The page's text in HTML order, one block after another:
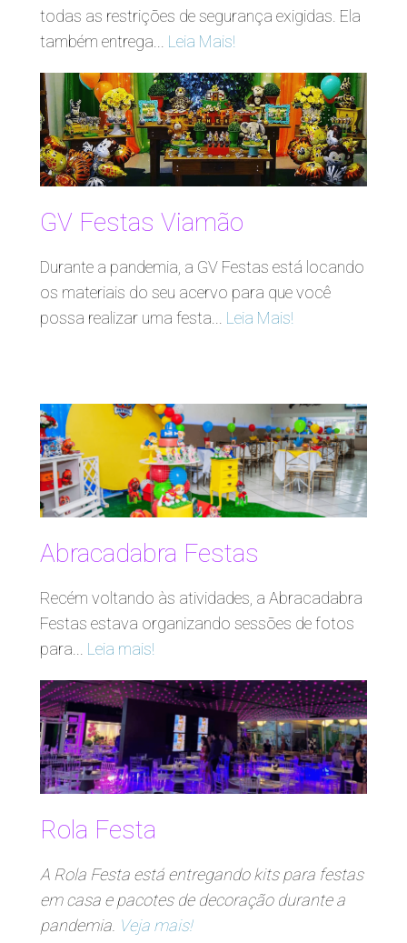
todas as restrições de segurança exigidas. Ela
também entrega... Leia Mais!
GV Festas Viamão
Durante a pandemia, a GV Festas está locando
os materiais do seu acervo para que você
possa realizar uma festa... Leia Mais!
Abracadabra Festas
Recém voltando às atividades, a Abracadabra
Festas estava organizando sessões de fotos
para... Leia mais!
Rola Festa
A Rola Festa está entregando kits para festas
em casa e pacotes de decoração durante a
pandemia. Veja mais!